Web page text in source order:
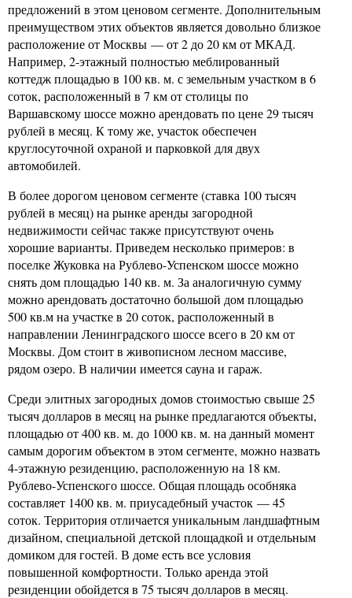
предложений в этом ценовом сегменте. Дополнительным
преимуществом этих объектов является довольно близкое
расположение от Москвы — от 2 до 20 км от МКАД.
Например, 2-этажный полностью меблированный
коттедж площадью в 100 кв. м. с земельным участком в 6
соток, расположенный в 7 км от столицы по
Варшавскому шоссе можно арендовать по цене 29 тысяч
рублей в месяц. К тому же, участок обеспечен
круглосуточной охраной и парковкой для двух
автомобилей.
В более дорогом ценовом сегменте (ставка 100 тысяч
рублей в месяц) на рынке аренды загородной
недвижимости сейчас также присутствуют очень
хорошие варианты. Приведем несколько примеров: в
поселке Жуковка на Рублево-Успенском шоссе можно
снять дом площадью 140 кв. м. За аналогичную сумму
можно арендовать достаточно большой дом площадью
500 кв.м на участке в 20 соток, расположенный в
направлении Ленинградского шоссе всего в 20 км от
Москвы. Дом стоит в живописном лесном массиве,
рядом озеро. В наличии имеется сауна и гараж.
Среди элитных загородных домов стоимостью свыше 25
тысяч долларов в месяц на рынке предлагаются объекты,
площадью от 400 кв. м. до 1000 кв. м. на данный момент
самым дорогим объектом в этом сегменте, можно назвать
4-этажную резиденцию, расположенную на 18 км.
Рублево-Успенского шоссе. Общая площадь особняка
составляет 1400 кв. м. приусадебный участок — 45
соток. Территория отличается уникальным ландшафтным
дизайном, специальной детской площадкой и отдельным
домиком для гостей. В доме есть все условия
повышенной комфортности. Только аренда этой
резиденции обойдется в 75 тысяч долларов в месяц.